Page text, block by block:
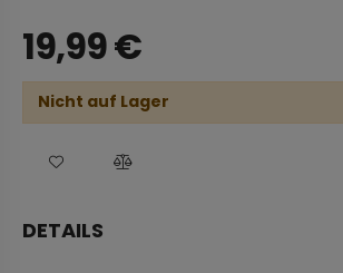
19,99€
Nicht auf Lager
DETAILS